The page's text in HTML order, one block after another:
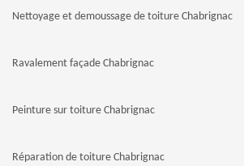
Nettoyage et demoussage de toiture Chabrignac
Ravalement façade Chabrignac
Peinture sur toiture Chabrignac
Réparation de toiture Chabrignac